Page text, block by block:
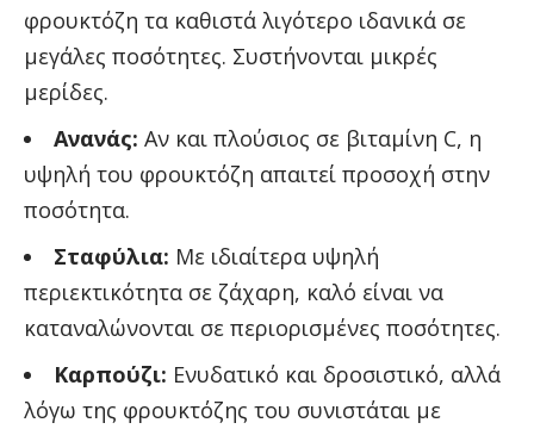
φρουκτόζη τα καθιστά λιγότερο ιδανικά σε
μεγάλες ποσότητες. Συστήνονται μικρές
μερίδες.
Ανανάς: Αν και πλούσιος σε βιταμίνη C, η
υψηλή του φρουκτόζη απαιτεί προσοχή στην
ποσότητα.
Σταφύλια: Με ιδιαίτερα υψηλή
περιεκτικότητα σε ζάχαρη, καλό είναι να
καταναλώνονται σε περιορισμένες ποσότητες.
Καρπούζι: Ενυδατικό και δροσιστικό, αλλά
λόγω της φρουκτόζης του συνιστάται με